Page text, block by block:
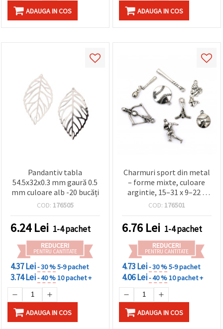
ADAUGA IN COS ADAUGA IN COS
Pandantiv tabla
54.5x32x0.3 mm gaură 0.5
mm culoare alb -20 bucăți
COD: 176505
6.24Lei 1-4 pachet
REDUCERI
PENTRU CANTITATE
4.37 Lei- 30 %5-9 pachet
3.74 Lei- 40 %10 pachet +
ADAUGA IN COS
Charmuri sport din metal
– forme mixte, culoare
argintie, 15–31 x 9–22 x
1,8–6 mm, pachet 20 g,
accesorii
COD: 176501
6.76 Lei 1-4 pachet
REDUCERI
PENTRU CANTITATE
4.73 Lei- 30 %5-9 pachet
4.06 Lei- 40 %10 pachet +
ADAUGA IN COS